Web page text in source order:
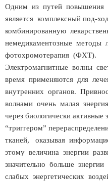
Одним из путей повышения
является комплексный под-
комбинированную
немедикаментозные методы
фотохромотерапия (ФХТ).
Электромагнитные волны
время применяются для
внутренних органов.
волнами очень малая
через биологически
“триггером”
тканей, оказывая
этому величина энергии
значительно больше
слабых энергетических